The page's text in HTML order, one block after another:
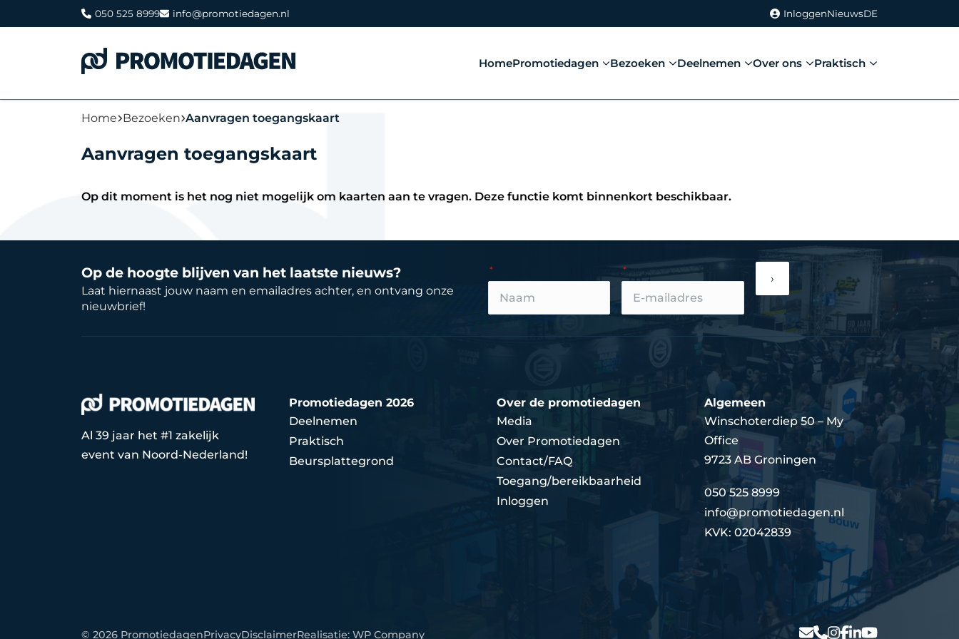
050 525 8999 info@promotiedagen.nl InloggenNieuwsDE
HomePromotiedagen Bezoeken Deelnemen Over ons Praktisch
Home Bezoeken Aanvragen toegangskaart
Aanvragen toegangskaart
Op dit moment is het nog niet mogelijk om kaarten aan te vragen. Deze functie komt binnenkort beschikbaar.
Op de hoogte blijven van het laatste nieuws?
Laat hiernaast jouw naam en emailadres achter, en ontvang onze
nieuwbrief!
›
Al 39 jaar het #1 zakelijk
event van Noord-Nederland!
Promotiedagen 2026
Deelnemen
Praktisch
Beursplattegrond
Over de promotiedagen
Media
Over Promotiedagen
Contact/FAQ
Toegang/bereikbaarheid
Inloggen
Algemeen
Winschoterdiep 50 – My
Office
9723 AB Groningen
050 525 8999
info@promotiedagen.nl
KVK: 02042839
© 2026 PromotiedagenPrivacyDisclaimerRealisatie: WP Company